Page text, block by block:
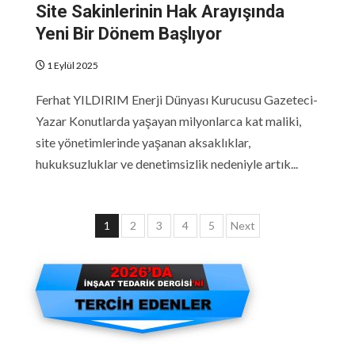
Site Sakinlerinin Hak Arayışında
Yeni Bir Dönem Başlıyor
1 Eylül 2025
Ferhat YILDIRIM Enerji Dünyası Kurucusu Gazeteci-
Yazar Konutlarda yaşayan milyonlarca kat maliki,
site yönetimlerinde yaşanan aksaklıklar,
hukuksuzluklar ve denetimsizlik nedeniyle artık...
Yazı
1 2 3 4 5 Next